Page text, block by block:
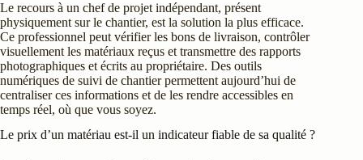
Le recours à un chef de projet indépendant, présent
physiquement sur le chantier, est la solution la plus efficace.
Ce professionnel peut vérifier les bons de livraison, contrôler
visuellement les matériaux reçus et transmettre des rapports
photographiques et écrits au propriétaire. Des outils
numériques de suivi de chantier permettent aujourd’hui de
centraliser ces informations et de les rendre accessibles en
temps réel, où que vous soyez.
Le prix d’un matériau est-il un indicateur fiable de sa qualité ?